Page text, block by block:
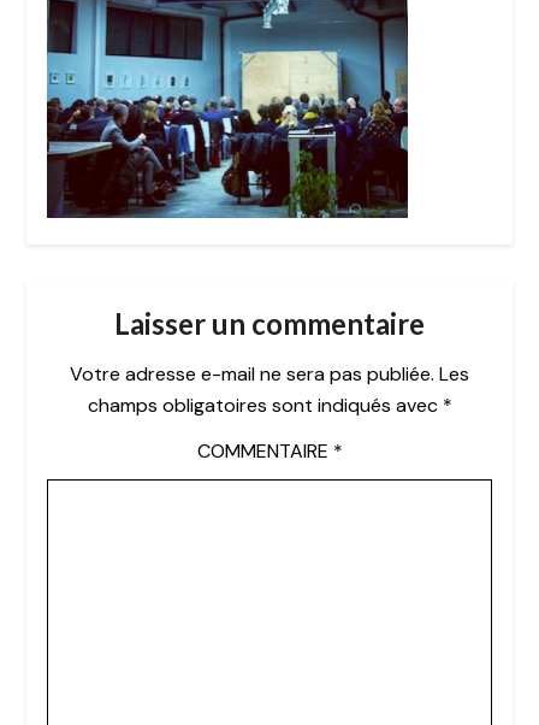
Laisser un commentaire
Votre adresse e-mail ne sera pas publiée. Les
champs obligatoires sont indiqués avec *
COMMENTAIRE *